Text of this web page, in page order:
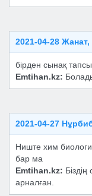
2021-04-28
бірден сынақ
Emtihan.kz:
2021-04-27
Ниште хим
бар ма
Emtihan.kz:
арналған.